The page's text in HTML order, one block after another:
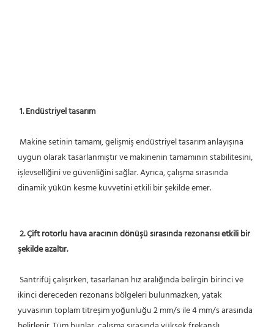
1. Endüstriyel tasarım
uygun olarak tasarlanmıştır ve makinenin tamamının stabilitesini,
işlevselliğini ve güvenliğini sağlar. Ayrıca, çalışma sırasında
dinamik yükün kesme kuvvetini etkili bir şekilde emer.
2. Çift rotorlu hava aracının dönüşü sırasında rezonansı etkili bir
şekilde azaltır.
ikinci dereceden rezonans bölgeleri bulunmazken, yatak
yuvasının toplam titreşim yoğunluğu 2 mm/s ile 4 mm/s arasında